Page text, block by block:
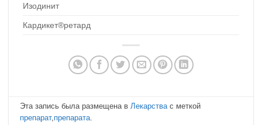
Изодинит
Кардикет®ретард
Эта запись была размещена вЛекарствас меткой
препарат,препарата.